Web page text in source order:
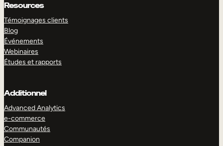
Resources
Témoignages clients
Blog
Événements
Webinaires
Études et rapports
Additionnel
Advanced Analytics
e-commerce
Communautés
Companion